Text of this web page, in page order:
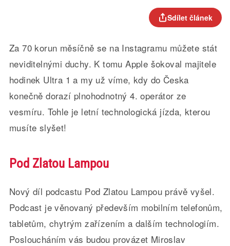
Sdílet článek
Za 70 korun měsíčně se na Instagramu můžete stát
neviditelnými duchy. K tomu Apple šokoval majitele
hodinek Ultra 1 a my už víme, kdy do Česka
konečně dorazí plnohodnotný 4. operátor ze
vesmíru. Tohle je letní technologická jízda, kterou
musíte slyšet!
Pod Zlatou Lampou
Nový díl podcastu Pod Zlatou Lampou právě vyšel.
Podcast je věnovaný především mobilním telefonům,
tabletům, chytrým zařízením a dalším technologiím.
Posloucháním vás budou provázet Miroslav